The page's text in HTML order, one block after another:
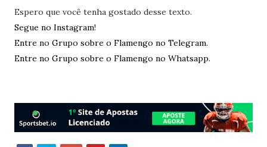
Espero que você tenha gostado desse texto.
Segue no Instagram!
Entre no Grupo sobre o Flamengo no Telegram.
Entre no Grupo sobre o Flamengo no Whatsapp.